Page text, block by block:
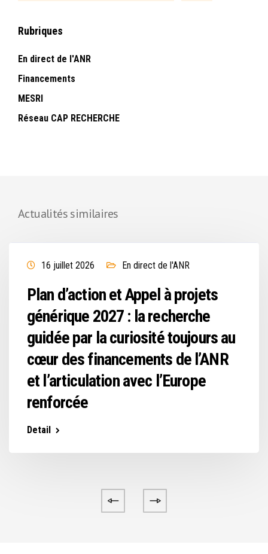
Rubriques
En direct de l'ANR
Financements
MESRI
Réseau CAP RECHERCHE
Actualités similaires
16 juillet 2026 En direct de l'ANR
Plan d’action et Appel à projets
générique 2027 : la recherche
guidée par la curiosité toujours au
cœur des financements de l’ANR
et l’articulation avec l’Europe
renforcée
Detail